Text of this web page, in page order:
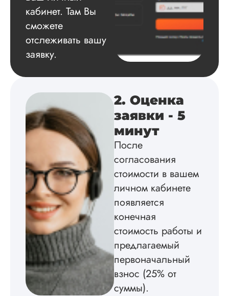
подробное
экспериментов,
которые сам же и
провел. Спасибо
содействие, буду и
дальше заказывать
работы здесь.
Вика
Вид работы:
Дата:
оформление.
самостоятельно
подобрал
обосновал
методологию
кабинет. Там Вы
сможете
отслеживать вашу
заявку.
2. Оценка
заявки - 5
минут
После
согласования
стоимости в вашем
личном кабинете
появляется
конечная
стоимость работы и
предлагаемый
первоначальный
взнос (25% от
суммы).